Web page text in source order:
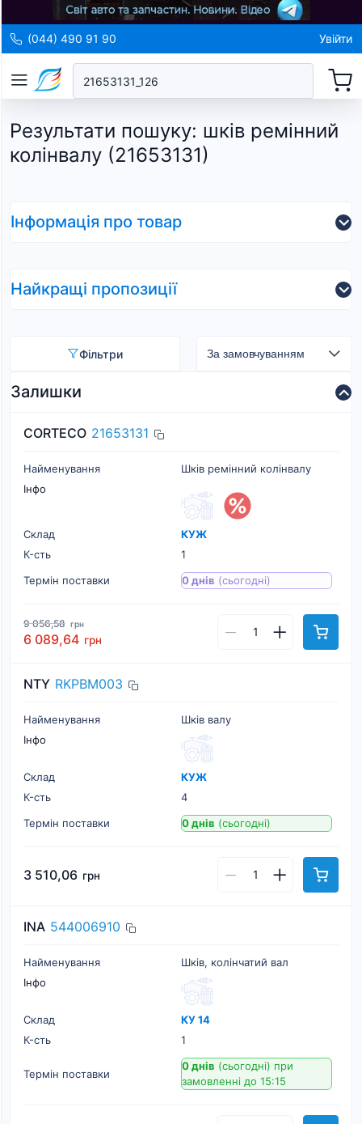
(044) 490 91 90 Увійти
Результати пошуку: шків ремінний
колінвалу (21653131)
Інформація про товар
Найкращі пропозиції
Фільтри
Залишки
CORTECO 21653131
Найменування
Шків ремінний колінвалу
Інфо
Склад
КУЖ
К-cть
1
Термін поставки
0 днів (сьогодні)
9 056,58 грн
6 089,64 грн
NTY RKPBM003
Найменування
Шків валу
Інфо
Склад
КУЖ
К-cть
4
Термін поставки
0 днів (сьогодні)
3 510,06 грн
INA 544006910
Найменування
Шків, колінчатий вал
Інфо
Склад
КУ 14
К-cть
1
Термін поставки
0 днів (сьогодні) при
замовленні до 15:15